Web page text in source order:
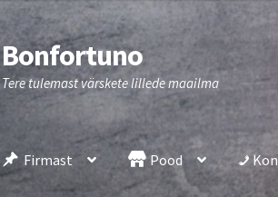
Liigu
navigeerimisele
Liigu
sisu
juurde
Bonfortuno
Tere tulemast värskete lillede maailma
Firmast Pood